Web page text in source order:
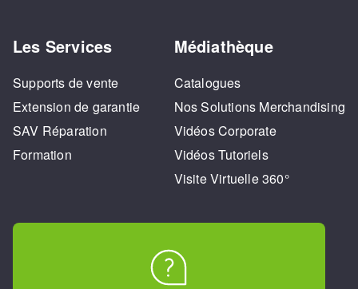
Les Services
Supports de vente
Extension de garantie
SAV Réparation
Formation
Médiathèque
Catalogues
Nos Solutions Merchandising
Vidéos Corporate
Vidéos Tutoriels
Visite Virtuelle 360°